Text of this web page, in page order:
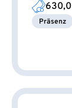
Präsenz